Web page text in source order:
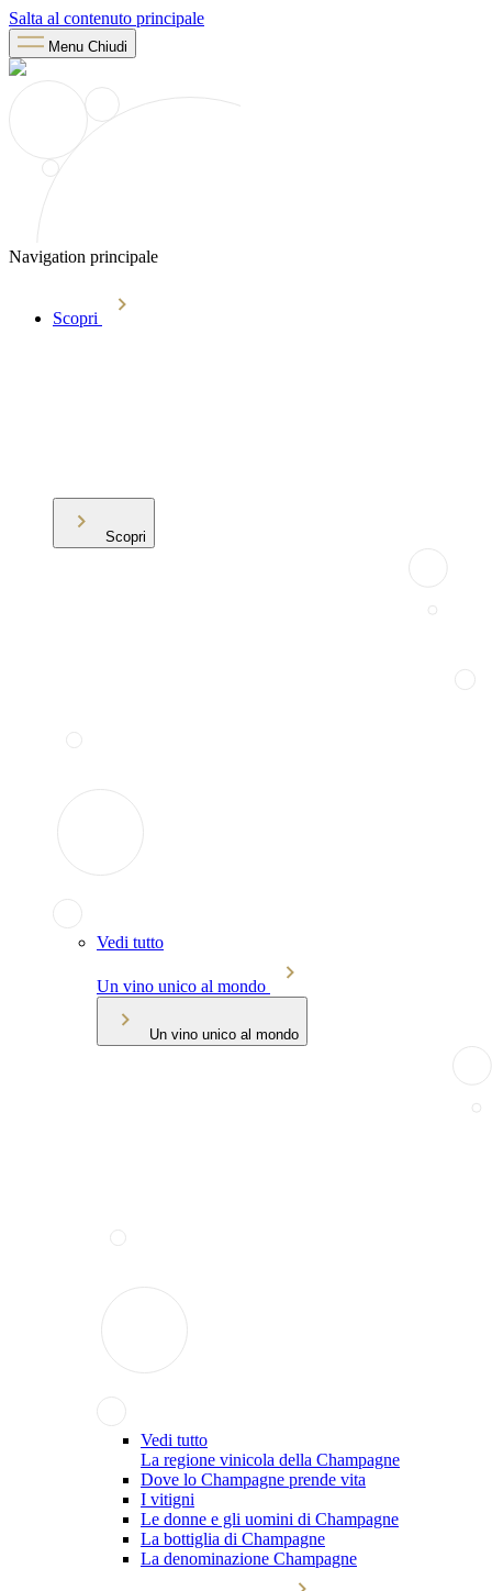
Salta al contenuto principale
Menu Chiudi
Navigation principale
Scopri
Scopri
Vedi tutto
Un vino unico al mondo
Un vino unico al mondo
Vedi tutto
La regione vinicola della Champagne
Dove lo Champagne prende vita
I vitigni
Le donne e gli uomini di Champagne
La bottiglia di Champagne
La denominazione Champagne